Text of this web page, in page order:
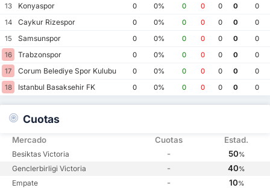
13
Konyaspor 0 0% 0 0 0 0
0
14
Caykur Rizespor 0 0% 0 0 0 0
0
15
Samsunspor 0 0% 0 0 0 0
0
16
Trabzonspor 0 0% 0 0 0 0
0
17
Corum Belediye Spor Kulubu 0 0% 0 0 0 0
0
18
Istanbul Basaksehir FK 0 0% 0 0 0 0 0
Cuotas
Mercado Cuotas Estad.
Besiktas Victoria - 50%
Genclerbirligi Victoria - 40%
Empate - 10%